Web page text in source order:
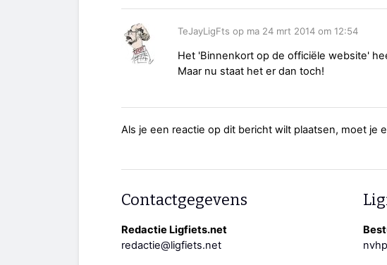
TeJayLigFts op ma 24 mrt 2014 om 12:54
Het 'Binnenkort op de officiële website'
Maar nu staat het er dan toch!
Als je een reactie op dit bericht wilt plaatsen, moet je
Contactgegevens
Redactie Ligfiets.net
redactie@ligfiets.net